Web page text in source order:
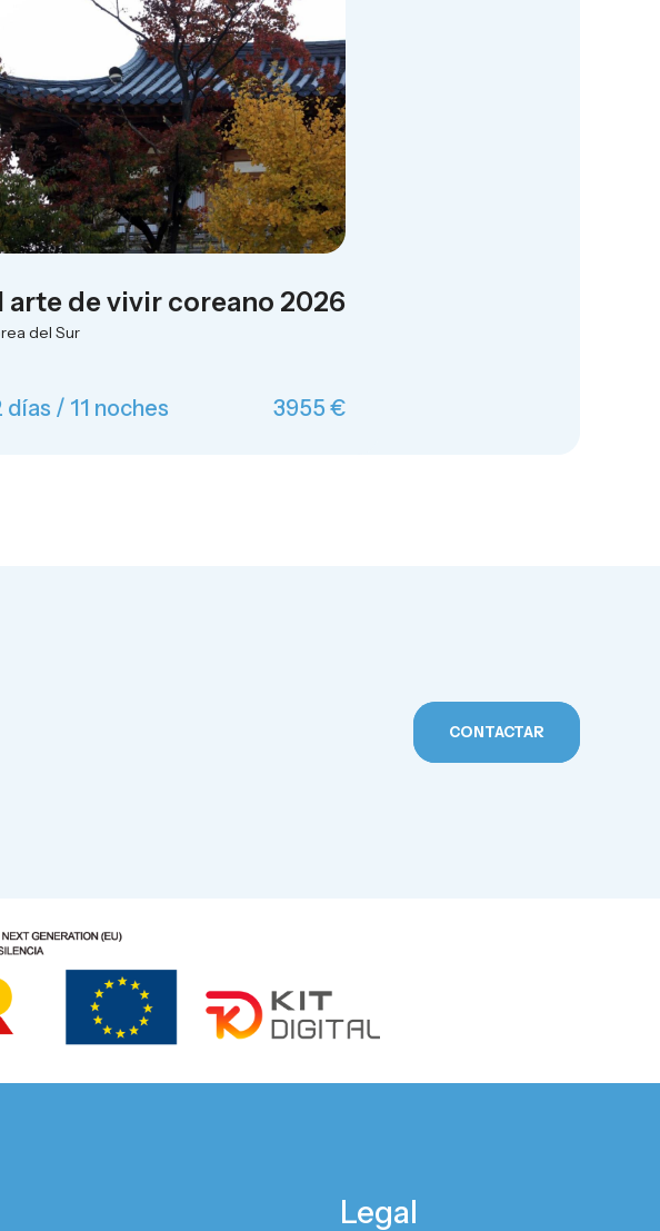
arte de vivir coreano 2026
del Sur
días / 11 noches 3955 €
CONTACTAR
Legal